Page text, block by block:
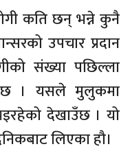
कति छन् भन्ने कुनै
उपचार प्रदान
संख्या पछिल्ला
छ । यसले मुलुकमा
देखाउँछ । यो
लिएका हौ।